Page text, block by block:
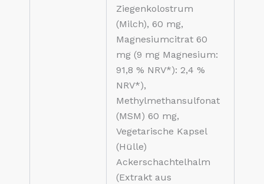
Ziegenkolostrum
(Milch), 60 mg,
Magnesiumcitrat 60
mg (9 mg Magnesium:
91,8 % NRV*): 2,4 %
NRV*),
Methylmethansulfonat
(MSM) 60 mg,
Vegetarische Kapsel
(Hülle)
Ackerschachtelhalm
(Extrakt aus